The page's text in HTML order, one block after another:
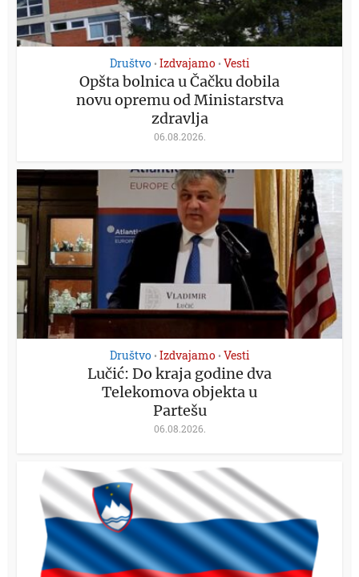
Društvo • Izdvajamo • Vesti
Opšta bolnica u Čačku dobila
novu opremu od Ministarstva
zdravlja
06.08.2026.
Društvo • Izdvajamo • Vesti
Lučić: Do kraja godine dva
Telekomova objekta u
Partešu
06.08.2026.